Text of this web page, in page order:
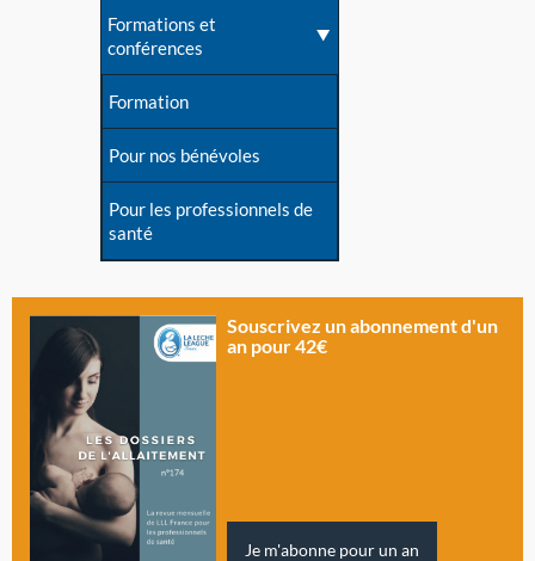
Formations et
conférences
Formation
Pour nos bénévoles
Pour les professionnels de
santé
Souscrivez un abonnement d'un
an pour 42€
Je m'abonne pour un an